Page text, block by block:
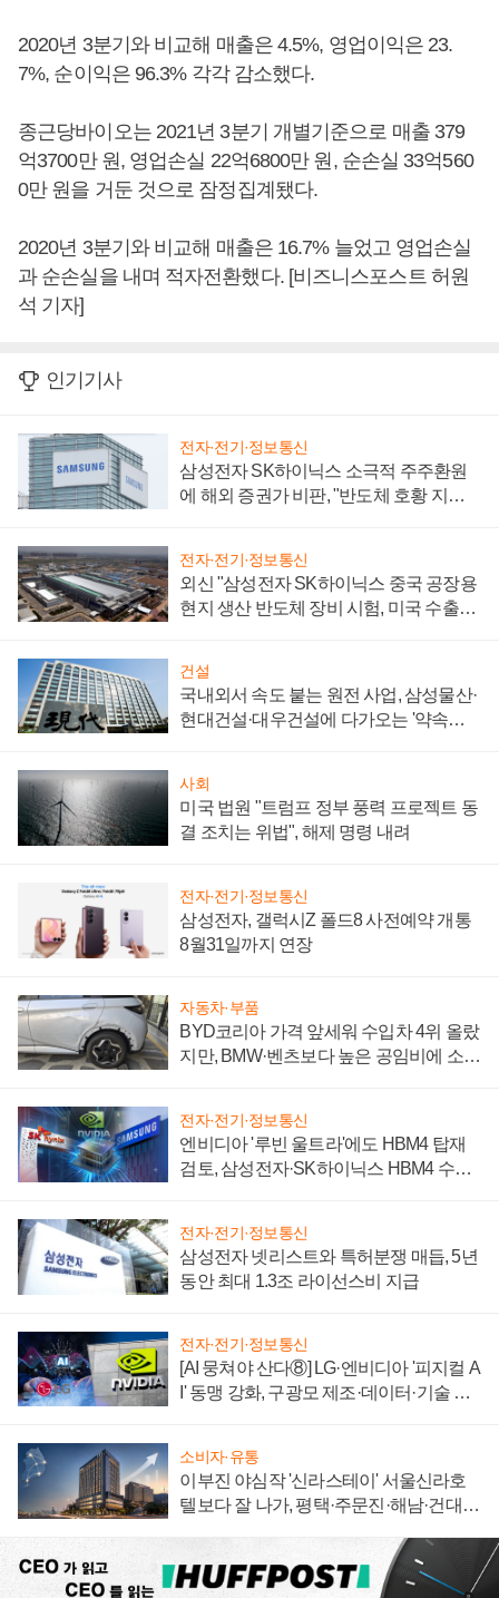
2020년 3분기와 비교해 매출은 4.5%, 영업이익은 23.
7%, 순이익은 96.3% 각각 감소했다.
종근당바이오는 2021년 3분기 개별기준으로 매출 379
억3700만 원, 영업손실 22억6800만 원, 순손실 33억560
0만 원을 거둔 것으로 잠정집계됐다.
2020년 3분기와 비교해 매출은 16.7% 늘었고 영업손실
과 순손실을 내며 적자전환했다. [비즈니스포스트 허원
석 기자]
인기기사
전자·전기·정보통신
삼성전자 SK하이닉스 소극적 주주환원
에 해외 증권가 비판, "반도체 호황 지속
전자·전기·정보통신
외신 "삼성전자 SK하이닉스 중국 공장용
현지 생산 반도체 장비 시험, 미국 수출통
건설
국내외서 속도 붙는 원전 사업, 삼성물산·
현대건설·대우건설에 다가오는 '약속의
사회
미국 법원 "트럼프 정부 풍력 프로젝트 동
결 조치는 위법", 해제 명령 내려
전자·전기·정보통신
삼성전자, 갤럭시Z 폴드8 사전예약 개통
8월31일까지 연장
자동차·부품
BYD코리아 가격 앞세워 수입차 4위 올랐
지만, BMW·벤츠보다 높은 공임비에 소비
전자·전기·정보통신
엔비디아 '루빈 울트라'에도 HBM4 탑재
검토, 삼성전자·SK하이닉스 HBM4 수율
전자·전기·정보통신
삼성전자 넷리스트와 특허분쟁 매듭, 5년
동안 최대 1.3조 라이선스비 지급
전자·전기·정보통신
[AI 뭉쳐야 산다⑧] LG·엔비디아 '피지컬 A
I' 동맹 강화, 구광모 제조·데이터·기술 결
소비자·유통
이부진 야심작 '신라스테이' 서울신라호
텔보다 잘 나가, 평택·주문진·해남·건대로